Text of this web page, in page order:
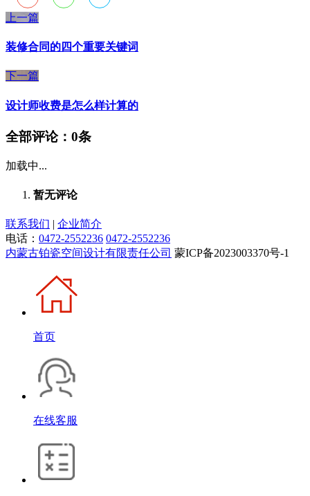
上一篇
装修合同的四个重要关键词
下一篇
设计师收费是怎么样计算的
全部评论： 0条
加载中...
暂无评论
联系我们 | 企业简介
电话： 0472-2552236 0472-2552236
内蒙古铂瓷空间设计有限责任公司 蒙ICP备2023003370号-1
首页
在线客服